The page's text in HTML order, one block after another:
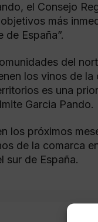
el Consejo
más
de España”.
del
los vinos de la
es una
Garcia Pando.
los próximos
de la comarca
sur de España.